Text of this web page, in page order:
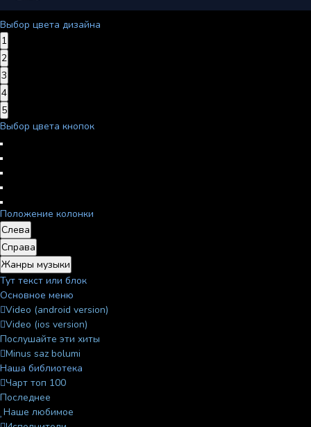
Выбор цвета дизайна
1
2
3
4
5
Выбор цвета кнопок
Положение колонки
Слева
Справа
Жанры музыки
Тут текст или блок
Основное меню
Video (android version)
Video (ios version)
Послушайте эти хиты
Minus saz bolumi
Наша библиотека
Чарт топ 100
Последнее
Наше любимое